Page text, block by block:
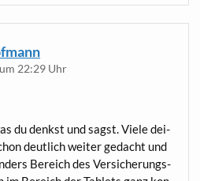
22:29 Uhr
du denkst und sagst. Vie­le dei­
deut­lich wei­ter gedacht und
Bereich des Ver­si­che­rungs­